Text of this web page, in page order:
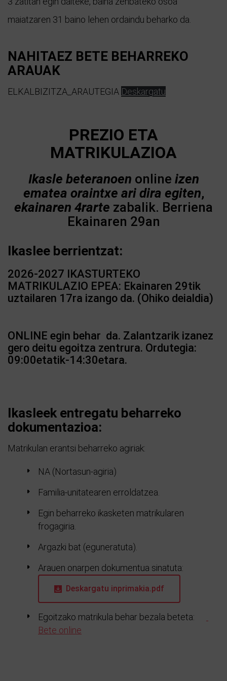
maiatzaren 31 baino lehen ordaindu beharko da.
NAHITAEZ BETE BEHARREKO
ARAUAK
ELKALBIZITZA_ARAUTEGIA Deskargatu
PREZIO ETA
MATRIKULAZIOA
Ikasle beteranoen online izen
ematea oraintxe ari dira egiten,
ekainaren 4rarte zabalik. Berriena
Ekainaren 29an
Ikaslee berrientzat:
2026-2027 IKASTURTEKO
MATRIKULAZIO EPEA: Ekainaren 29tik
uztailaren 17ra izango da. (Ohiko deialdia)
ONLINE egin behar da. Zalantzarik izanez
gero deitu egoitza zentrura. Ordutegia:
09:00etatik-14:30etara.
Ikasleek entregatu beharreko
dokumentazioa:
Matrikulan erantsi beharreko agiriak:
NA (Nortasun-agiria)
Familia-unitatearen erroldatzea.
Egin beharreko ikasketen matrikularen
frogagiria.
Argazki bat (eguneratuta).
Arauen onarpen dokumentua sinatuta:
Deskargatu inprimakia.pdf
Egoitzako matrikula behar bezala beteta:
Bete online